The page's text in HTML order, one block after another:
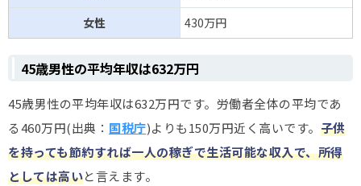
女性
430万円
45歳男性の平均年収は632万円
45歳男性の平均年収は632万円です。労働者全体の平均であ
る460万円(出典： 国税庁)よりも150万円近く高いです。 子供
を持っても節約すれば一人の稼ぎで生活可能な収入で、所得
としては高いと言えます。